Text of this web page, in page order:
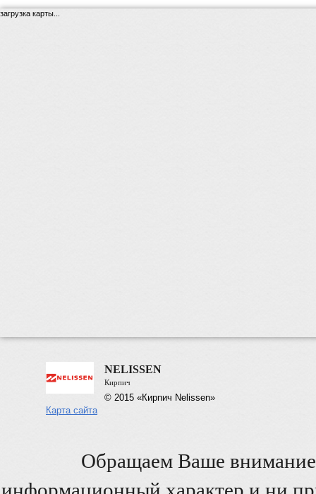
загрузка карты...
NELISSEN
Кирпич
© 2015 «Кирпич Nelissen»
Карта сайта
Обращаем Ваше внимание